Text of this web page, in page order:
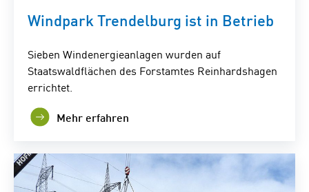
Windpark Trendelburg ist in Betrieb
Sieben Windenergieanlagen wurden auf
Staatswaldflächen des Forstamtes Reinhardshagen
errichtet.
Mehr erfahren